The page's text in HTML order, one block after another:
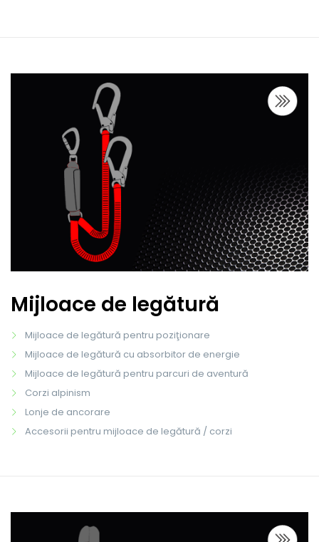
Mijloace de legătură
Mijloace de legătură pentru poziţionare
Mijloace de legătură cu absorbitor de energie
Mijloace de legătură pentru parcuri de aventură
Corzi alpinism
Lonje de ancorare
Accesorii pentru mijloace de legătură / corzi